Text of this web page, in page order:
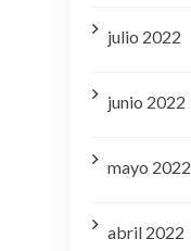
julio 2022
junio 2022
mayo 2022
abril 2022